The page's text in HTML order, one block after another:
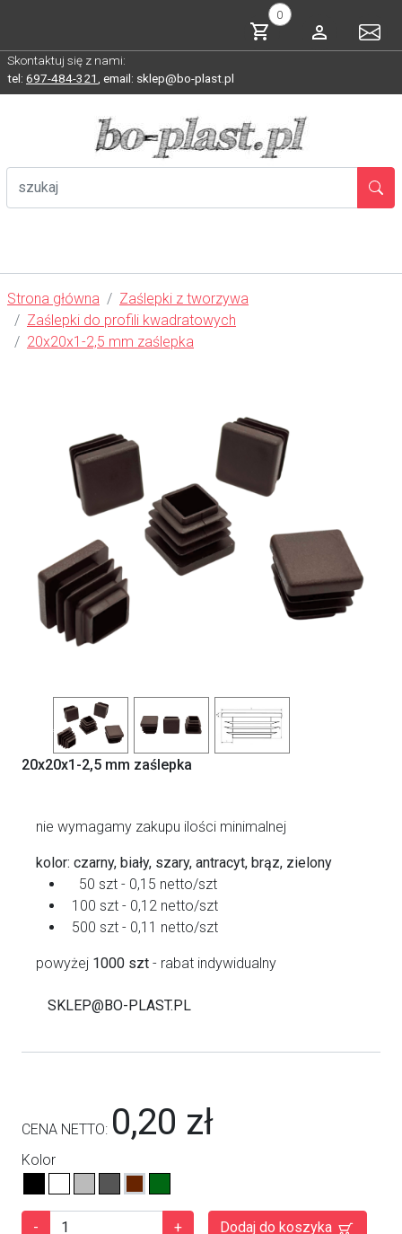
0
Skontaktuj się z nami:
tel: 697-484-321 email: sklep@bo-plast.pl
Strona główna
Zaślepki z tworzywa
Zaślepki do profili kwadratowych
20x20x1-2,5 mm zaślepka
20x20x1-2,5 mm zaślepka
nie wymagamy zakupu ilości minimalnej
kolor: czarny, biały, szary, antracyt, brąz, zielony
50 szt - 0,15 netto/szt
100 szt - 0,12 netto/szt
500 szt - 0,11 netto/szt
powyżej 1000 szt - rabat indywidualny
SKLEP@BO-PLAST.PL
CENA NETTO: 0,20 zł
Kolor
- + Dodaj do koszyka